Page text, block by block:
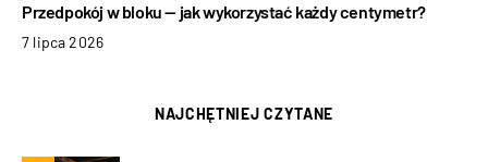
Przedpokój w bloku — jak wykorzystać każdy centymetr?
7 lipca 2026
NAJCHĘTNIEJ CZYTANE